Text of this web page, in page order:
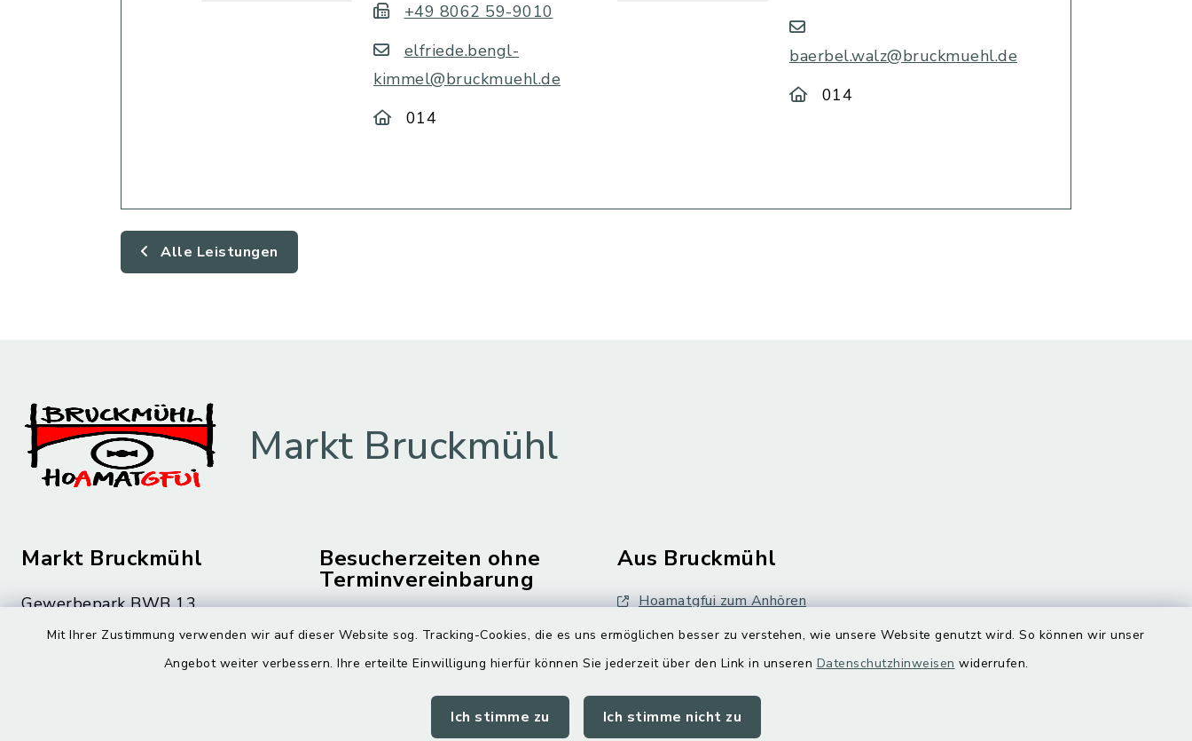
Mit Ihrer Zustimmung verwenden wir auf dieser Website sog. Tracking-Cookies, die es uns ermöglichen besser zu verstehen, wie unsere Website genutzt wird. So können wir unser
Angebot weiter verbessern. Ihre erteilte Einwilligung hierfür können Sie jederzeit über den Link in unseren Datenschutzhinweisen widerrufen.
Ich stimme zu Ich stimme nicht zu
+49 8062 59-9010
elfriede.bengl-
kimmel@bruckmuehl.de
014
baerbel.walz@bruckmuehl.de
014
Alle Leistungen
Markt Bruckmühl
Markt Bruckmühl
Gewerbepark BWB 13
83052 Bruckmühl
Besucherzeiten ohne
Terminvereinbarung
Montag zusätzlich:
Aus Bruckmühl
Hoamatgfui zum Anhören
Digitaler Ortsplan